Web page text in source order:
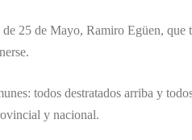
25 de Mayo, Ramiro Egüen,
todos destratados arriba y
y nacional.